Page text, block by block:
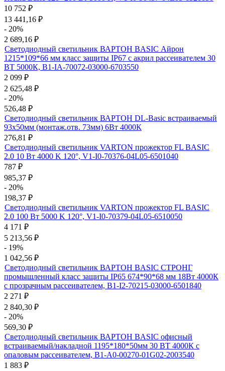
10 752 ₽
13 441,16 ₽
- 20%
2 689,16 ₽
Светодиодный светильник ВАРТОН BASIC Айрон
1215*109*66 мм класс защиты IP67 с акрил рассеивателем 30
ВТ 5000К, B1-IA-70072-03000-6703550
2 099 ₽
2 625,48 ₽
- 20%
526,48 ₽
Светодиодный светильник ВАРТОН DL-Basic встраиваемый
93х50мм (монтаж.отв. 73мм) 6Вт 4000К
276,81 ₽
Светодиодный светильник VARTON прожектор FL BASIC
2.0 10 Вт 4000 K 120°, V1-I0-70376-04L05-6501040
787 ₽
985,37 ₽
- 20%
198,37 ₽
Светодиодный светильник VARTON прожектор FL BASIC
2.0 100 Вт 5000 K 120°, V1-I0-70379-04L05-6510050
4 171 ₽
5 213,56 ₽
- 19%
1 042,56 ₽
Светодиодный светильник ВАРТОН BASIC СТРОНГ
промышленный класс защиты IP65 674*90*68 мм 18Вт 4000К
с прозрачным рассеивателем, B1-I2-70215-03000-6501840
2 271 ₽
2 840,30 ₽
- 20%
569,30 ₽
Светодиодный светильник ВАРТОН BASIC офисный
встраиваемый/накладной 1195*180*50мм 30 ВТ 4000К с
опаловым рассеивателем, B1-A0-00270-01G02-2003540
1 883 ₽